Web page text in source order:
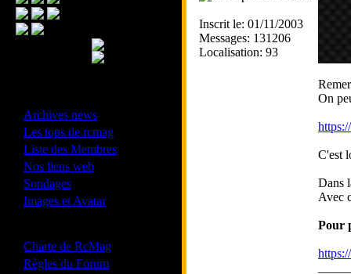
Archives news
Les tops de rcmag
Liste des Membres
Nos liens web
Sondages
Images et Avatar
Charte de RcMag
Règles du Forum
Inscrit le: 01/11/2003
Messages: 131206
Localisation: 93
On
C'est
Dans
Avec
Pour